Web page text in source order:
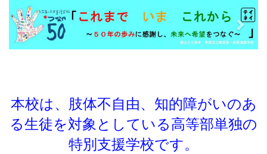
e
v
i
x
t
本校は、肢体不自由、知的障がいのあ
る生徒を対象としている高等部単独の
特別支援学校です。